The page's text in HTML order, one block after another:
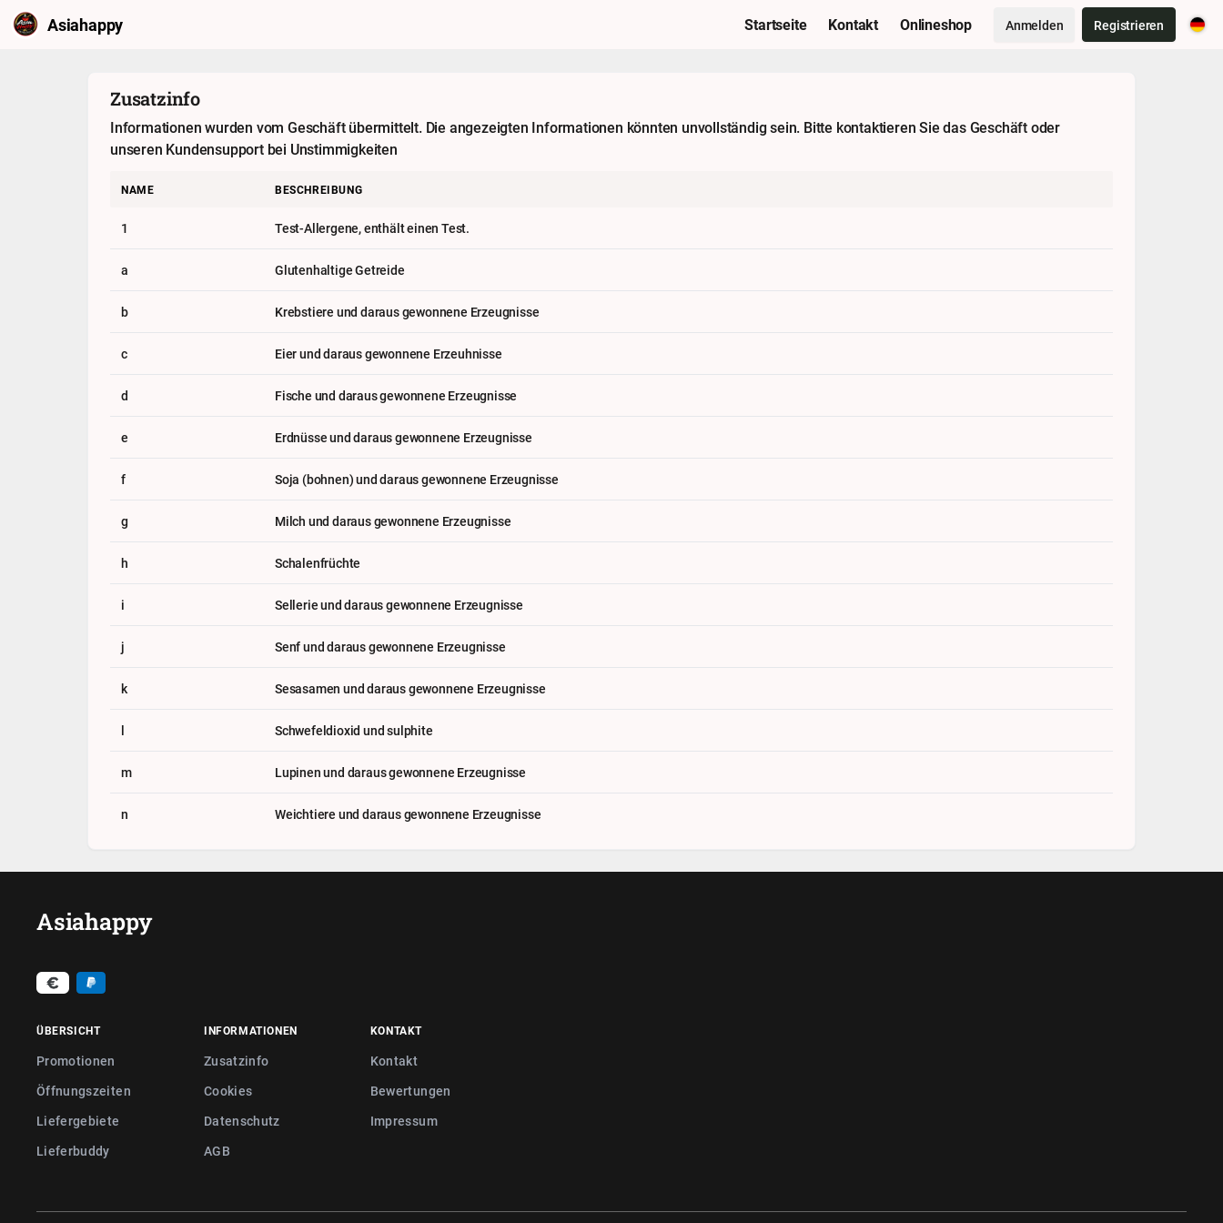
Asiahappy Startseite Kontakt Onlineshop Anmelden Registrieren
Zusatzinfo
Informationen wurden vom Geschäft übermittelt. Die angezeigten Informationen könnten unvollständig sein. Bitte kontaktieren Sie das Geschäft oder
unseren Kundensupport bei Unstimmigkeiten
NAME BESCHREIBUNG
1 Test-Allergene, enthält einen Test.
a Glutenhaltige Getreide
b Krebstiere und daraus gewonnene Erzeugnisse
c Eier und daraus gewonnene Erzeuhnisse
d Fische und daraus gewonnene Erzeugnisse
e Erdnüsse und daraus gewonnene Erzeugnisse
f Soja (bohnen) und daraus gewonnene Erzeugnisse
g Milch und daraus gewonnene Erzeugnisse
h Schalenfrüchte
i Sellerie und daraus gewonnene Erzeugnisse
j Senf und daraus gewonnene Erzeugnisse
k Sesasamen und daraus gewonnene Erzeugnisse
l Schwefeldioxid und sulphite
m Lupinen und daraus gewonnene Erzeugnisse
n Weichtiere und daraus gewonnene Erzeugnisse
Asiahappy
ÜBERSICHT
Promotionen
Öffnungszeiten
Liefergebiete
Lieferbuddy
INFORMATIONEN
Zusatzinfo
Cookies
Datenschutz
AGB
KONTAKT
Kontakt
Bewertungen
Impressum